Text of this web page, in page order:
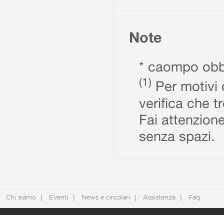
Note
* caompo
(1) Per motivi
verifica che
Fai
senza spazi.
Chi siamo Eventi News e circolari Assistenza Faq